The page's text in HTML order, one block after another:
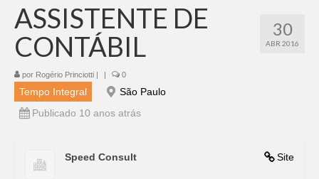
30
ABR 2016
ASSISTENTE DE
CONTÁBIL
por Rogério Princiotti | | 0
Tempo Integral
São Paulo
Publicado 10 anos atrás
Site
Speed Consult